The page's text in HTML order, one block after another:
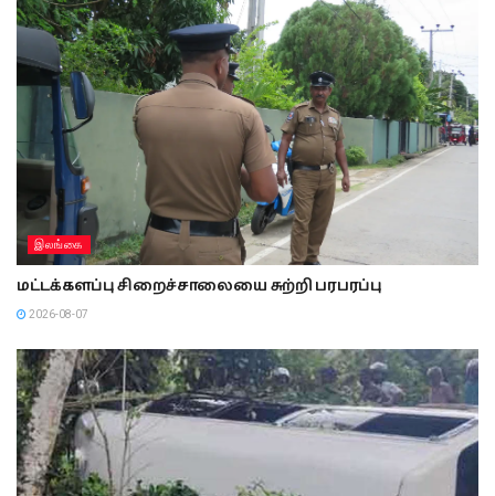
இலங்கை
மட்டக்களப்பு சிறைச்சாலையை சுற்றி பரபரப்பு
2026-08-07